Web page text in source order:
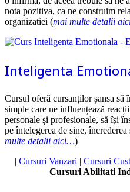
nota pozitiva, ca ne construim
organizatiei (mai multe detalii
Inteligenta
Cursul oferă cursanților șansa să
simple care ne influențează
personale și profesionale, să își
pe întelegerea de sine,
multe detalii aici…)
| Cursuri Vanzari | Cursuri
Cursuri Abilitati